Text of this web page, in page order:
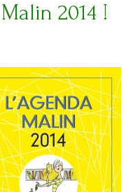
2014 !